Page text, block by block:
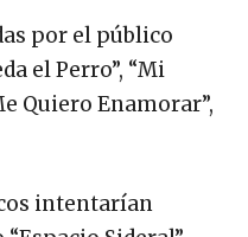
por el público
el Perro”, “Mi
Quiero Enamorar”,
intentarían